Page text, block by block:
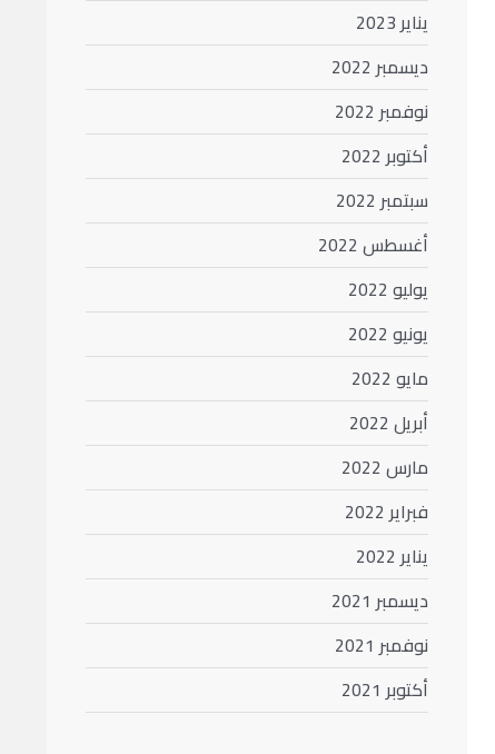
يناير 2023
ديسمبر 2022
نوفمبر 2022
أكتوبر 2022
سبتمبر 2022
أغسطس 2022
يوليو 2022
يونيو 2022
مايو 2022
أبريل 2022
مارس 2022
فبراير 2022
يناير 2022
ديسمبر 2021
نوفمبر 2021
أكتوبر 2021